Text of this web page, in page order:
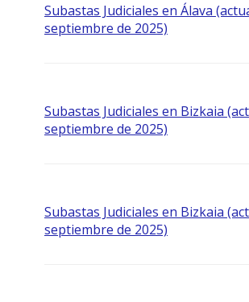
Subastas Judiciales en Álava
septiembre de 2025)
Subastas Judiciales en Bizkaia
septiembre de 2025)
Subastas Judiciales en Bizkaia
septiembre de 2025)